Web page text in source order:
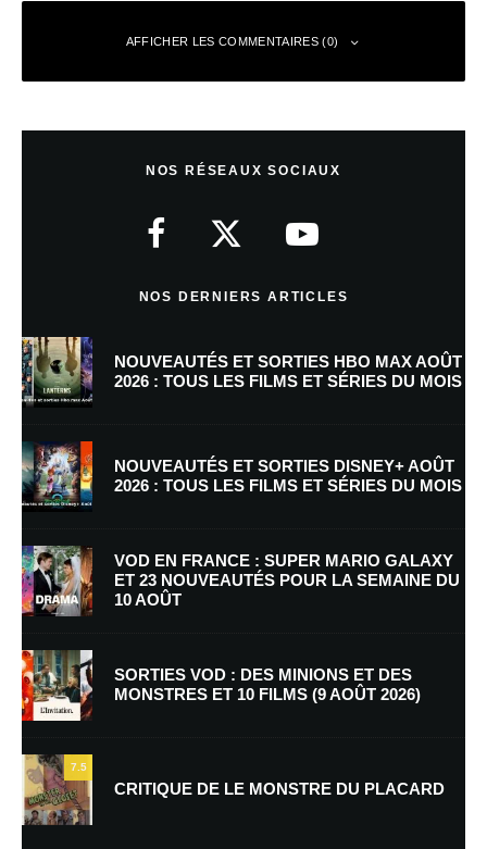
AFFICHER LES COMMENTAIRES (0)
Nom*
E-mail*
Enregistrer mon nom, mon e-mail et mon site dans le navigateur pour
mon prochain commentaire.
Prévenez-moi de tous les nouveaux commentaires par e-mail.
Prévenez-moi de tous les nouveaux articles par e-mail.
NOS RÉSEAUX SOCIAUX
NOS DERNIERS ARTICLES
NOUVEAUTÉS ET SORTIES HBO MAX AOÛT
2026 : TOUS LES FILMS ET SÉRIES DU MOIS
NOUVEAUTÉS ET SORTIES DISNEY+ AOÛT
2026 : TOUS LES FILMS ET SÉRIES DU MOIS
VOD EN FRANCE : SUPER MARIO GALAXY
ET 23 NOUVEAUTÉS POUR LA SEMAINE DU
10 AOÛT
SORTIES VOD : DES MINIONS ET DES
MONSTRES ET 10 FILMS (9 AOÛT 2026)
7.5
CRITIQUE DE LE MONSTRE DU PLACARD